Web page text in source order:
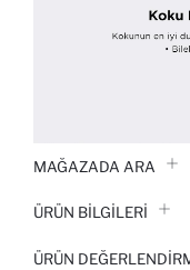
MAĞAZADA ARA
ÜRÜN BILGILERI
ÜRÜN